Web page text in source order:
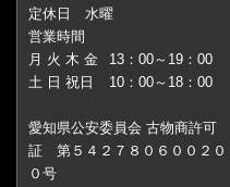
定休日 水曜
営業時間
月 火 木 金
13：00～19：00
土 日 祝日
10：00～18：00
愛知県公安委員会 古物商許可
証 第５４２７８０６００２０
０号